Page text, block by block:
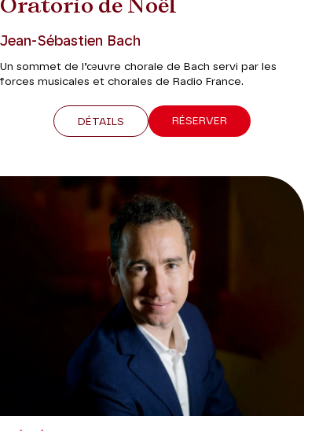
Jean-Sébastien Bach
Un sommet de l’œuvre chorale de Bach servi par les
forces musicales et chorales de Radio France.
DÉTAILS RÉSERVER